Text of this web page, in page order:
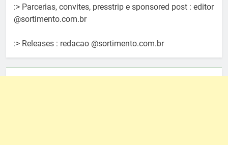
:> Parcerias, convites, presstrip e sponsored post : editor
@sortimento.com.br
:> Releases : redacao @sortimento.com.br